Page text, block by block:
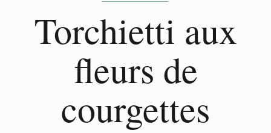
Torchietti aux
fleurs de
courgettes